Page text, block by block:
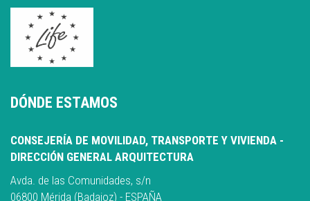
DÓNDE ESTAMOS
CONSEJERÍA DE MOVILIDAD, TRANSPORTE Y VIVIENDA -
DIRECCIÓN GENERAL ARQUITECTURA
Avda. de las Comunidades, s/n
06800 Mérida (Badajoz) - ESPAÑA